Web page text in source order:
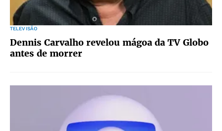
TELEVISÃO
Dennis Carvalho revelou mágoa da TV Globo
antes de morrer